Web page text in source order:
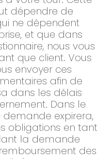
dépendre de
ne dépendent
et que dans
nous vous
que client. Vous
envoyer ces
afin de
dans les délais
Dans le
expirera,
obligations en tant
la demande
des